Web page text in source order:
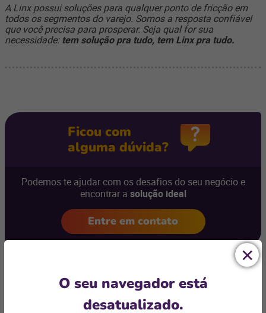
A Linx possui soluções para qualquer ponto de fricção em
todos os segmentos do varejo. Somos a resposta confiável
que você precisa para prosperar. Seja qual for sua
necessidade: tem solução pra tudo, tem Linx pra tudo.
Ficou com
alguma dúvida?
Podemos te ajudar com os desafios do seu negócio e
encontrar a solução ideal
Entre em contato
Artigos relacionados
O seu navegador está
desatualizado.